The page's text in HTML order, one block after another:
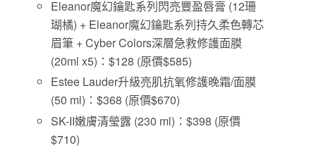
Eleanor魔幻鑰匙系列閃亮豐盈唇膏 (12珊
瑚橘) + Eleanor魔幻鑰匙系列持久柔色轉芯
眉筆 + Cyber Colors深層急救修護面膜
(20ml x5)：$128 (原價$585)
Estee Lauder升級亮肌抗氧修護晚霜/面膜
(50 ml)：$368 (原價$670)
SK-II嫩膚清瑩露 (230 ml)：$398 (原價
$710)